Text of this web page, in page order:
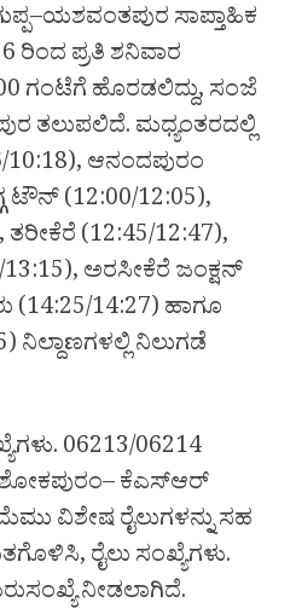
ಸಾಪ್ತಾಹಿಕ
ರಿಂದ ಪ್ರತಿ ಶನಿವಾರ
ಗಂಟೆಗೆ ಹೊರಡಲಿದ್ದು, ಸಂಜೆ
ತಲುಪಲಿದೆ. ಮಧ್ಯಂತರದಲ್ಲಿ
10:18), ಆನಂದಪುರಂ
ಟೌನ್ (12:00/12:05),
(12:45/12:47),
ಅರಸೀಕೆರೆ ಜಂಕ್ಷನ್
(14:25/14:27) ಹಾಗೂ
ನಿಲ್ದಾಣಗಳಲ್ಲಿ ನಿಲುಗಡೆ
06213/06214
ಕೆಎಸ್‌ಆರ್
ವಿಶೇಷ ರೈಲುಗಳನ್ನು ಸಹ
ರೈಲು ಸಂಖ್ಯೆಗಳು.
ನೀಡಲಾಗಿದೆ.